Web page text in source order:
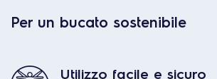
Per un bucato sostenibile
Utilizzo facile e sicuro